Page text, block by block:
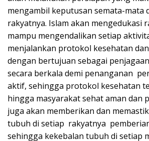
mengambil keputusan semata-mata
rakyatnya. Islam akan mengedukasi
mampu mengendalikan setiap
menjalankan protokol kesehatan
dengan bertujuan sebagai
secara berkala demi penanganan
aktif, sehingga protokol kesehatan
hingga masyarakat sehat aman dan
juga akan memberikan dan
tubuh di setiap rakyatnya
sehingga kekebalan tubuh di setiap